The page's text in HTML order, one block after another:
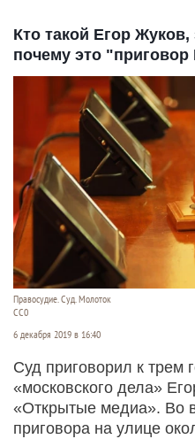
Кто такой Егор Жуков,
почему это "приговор
Правосудие. Суд. Молоток
СС0
6 декабря 2019 в 16:40
Суд приговорил к трем
«московского дела»
«Открытые медиа». Во
приговора на улице